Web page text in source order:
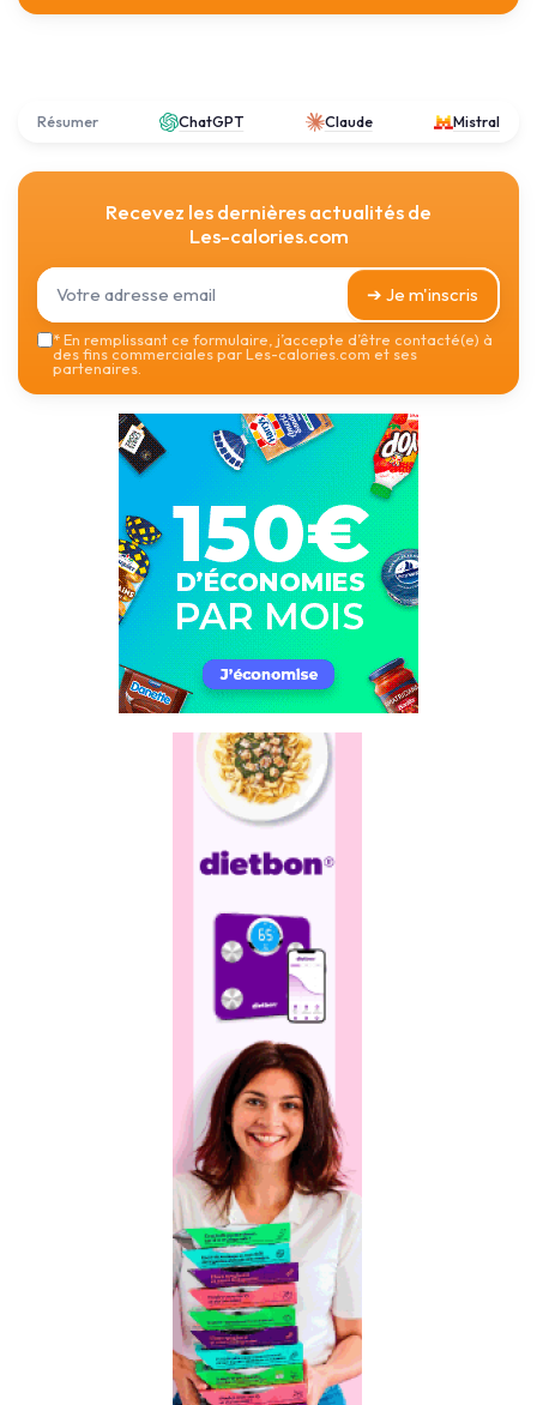
Résumer ChatGPT Claude Mistral
Recevez les dernières actualités de
Les-calories.com
➔ Je m'inscris
*En remplissant ce formulaire, j’accepte d’être contacté(e) à
des fins commerciales par Les-calories.com et ses
partenaires.